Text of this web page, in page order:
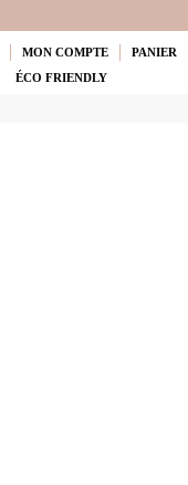
MON COMPTE
PANIER
ÉCO FRIENDLY